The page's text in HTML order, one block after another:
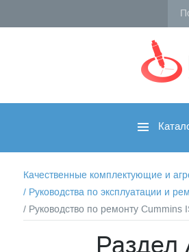
Качественные комплектующие и
/ Руководства по эксплуатации и
/ Руководство по ремонту
Раздел